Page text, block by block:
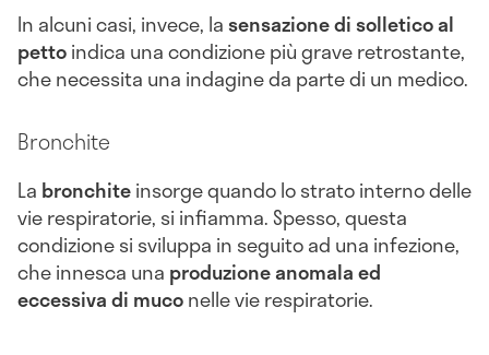
In alcuni casi, invece, lasensazione di solletico al
pettoindica una condizione più grave retrostante,
che necessita una indagine da parte di un medico.
Bronchite
La bronchiteinsorge quando lo strato interno delle
vie respiratorie, si infiamma. Spesso, questa
condizione si sviluppa in seguito ad una infezione,
che innesca una produzione anomala ed
eccessiva di muconelle vie respiratorie.